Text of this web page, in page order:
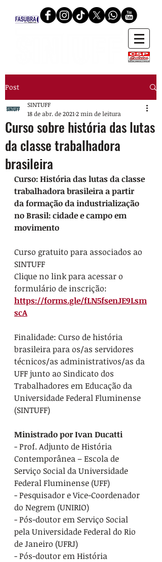
Post
Curso sobre história das lutas
da classe trabalhadora
brasileira
SINTUFF
18 de abr. de 2021 2 min de leitura
Curso: História das lutas da classe
trabalhadora brasileira a partir
da formação da industrialização
no Brasil: cidade e campo em
movimento
Curso gratuito para associados ao
SINTUFF
Clique no link para acessar o
formulário de inscrição:
https://forms.gle/fLN5fsenJE9Lsm
scA
Finalidade: Curso de história
brasileira para os/as servidores
técnicos/as administrativos/as da
UFF junto ao Sindicato dos
Trabalhadores em Educação da
Universidade Federal Fluminense
(SINTUFF)
Ministrado por Ivan Ducatti
- Prof. Adjunto de História
Contemporânea – Escola de
Serviço Social da Universidade
Federal Fluminense (UFF)
- Pesquisador e Vice-Coordenador
do Negrem (UNIRIO)
- Pós-doutor em Serviço Social
pela Universidade Federal do Rio
de Janeiro (UFRJ)
- Pós-doutor em História